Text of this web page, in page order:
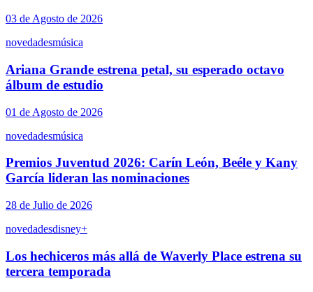
03 de Agosto de 2026
novedadesmúsica
Ariana Grande estrena petal, su esperado octavo
álbum de estudio
01 de Agosto de 2026
novedadesmúsica
Premios Juventud 2026: Carín León, Beéle y Kany
García lideran las nominaciones
28 de Julio de 2026
novedadesdisney+
Los hechiceros más allá de Waverly Place estrena su
tercera temporada